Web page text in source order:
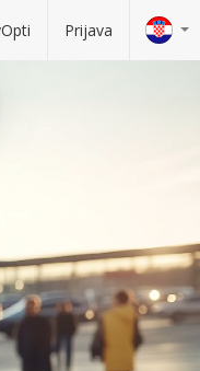
Prijava